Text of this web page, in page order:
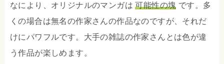
なにより、オリジナルのマンガは可能性の塊 です。多
くの場合は無名の作家さんの作品なのですが、それだ
けにパワフルです。大手の雑誌の作家さんとは色が違
う作品が楽しめます。